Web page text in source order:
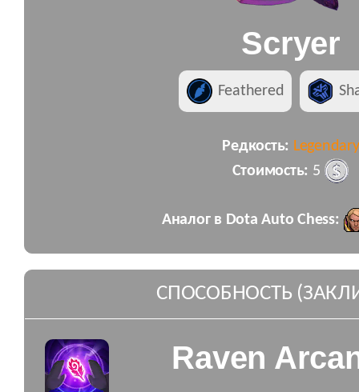
Scryer
Feathered
Редкость: Legendary
Стоимость: 5
Аналог в Dota Auto Chess:
СПОСОБНОСТЬ
Raven